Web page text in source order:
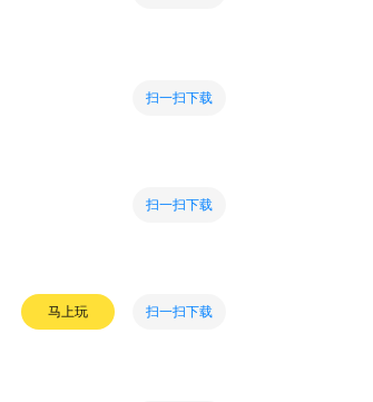
扫一扫下载
扫一扫下载
马上玩 扫一扫下载